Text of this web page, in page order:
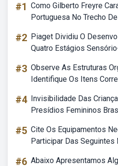
#1 Como Gilberto Freyre
Portuguesa No Trecho
#2 Piaget Dividiu O
Quatro Estágios
#3 Observe As Estruturas
Identifique Os Itens
#4 Invisibilidade Das
Presídios Femininos
#5 Cite Os Equipamentos
Participar Das Seguintes
#6 Abaixo Apresentamos